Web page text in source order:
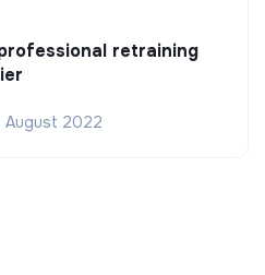
retraining
August 2022